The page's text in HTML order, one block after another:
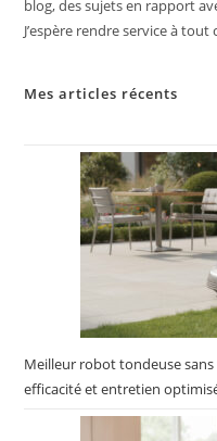
blog, des sujets en rapport
J’espère rendre service à
Mes articles récents
Meilleur robot tondeuse
efficacité et entretien